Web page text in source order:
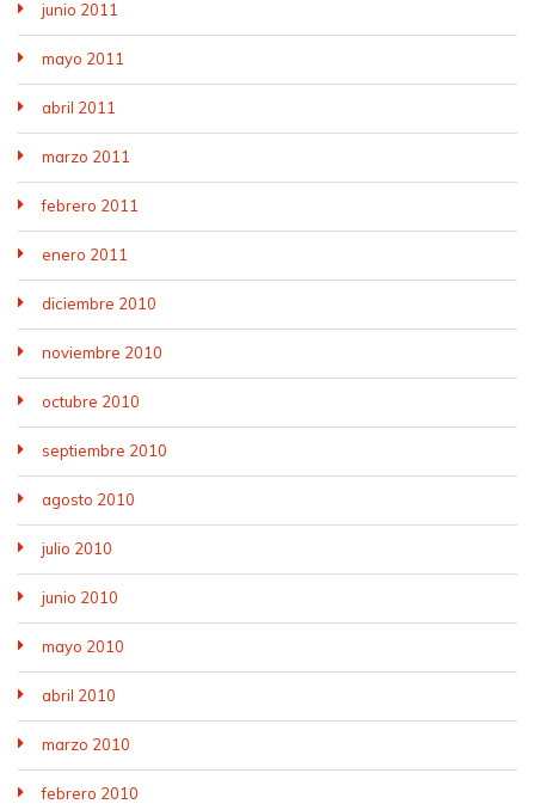
junio 2011
mayo 2011
abril 2011
marzo 2011
febrero 2011
enero 2011
diciembre 2010
noviembre 2010
octubre 2010
septiembre 2010
agosto 2010
julio 2010
junio 2010
mayo 2010
abril 2010
marzo 2010
febrero 2010